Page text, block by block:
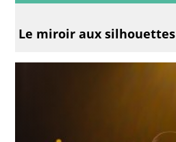
Le miroir aux silhouettes